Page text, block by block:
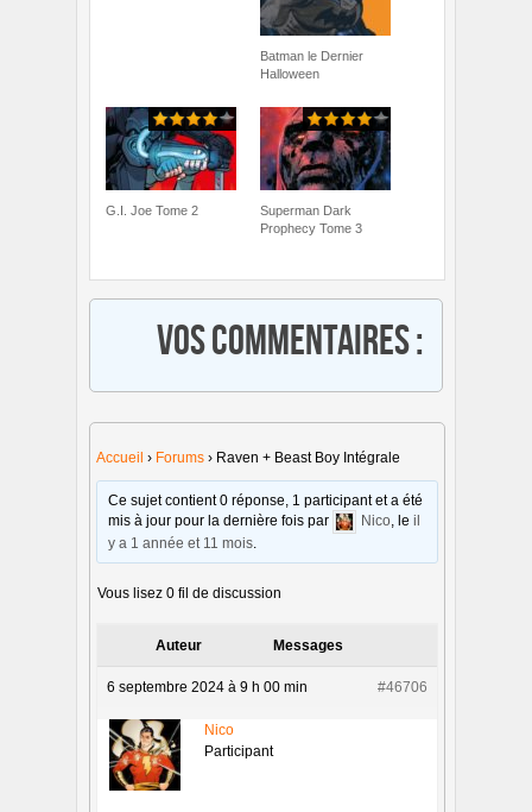
Batman le Dernier
Halloween
G.I. Joe Tome 2
Superman Dark
Prophecy Tome 3
Vos commentaires :
Accueil › Forums › Raven + Beast Boy Intégrale
Ce sujet contient 0 réponse, 1 participant et a été
mis à jour pour la dernière fois par
Nico, leil
y a 1 année et 11 mois
Vous lisez 0 fil de discussion
Auteur Messages
6 septembre 2024 à 9 h 00 min #46706
Nico
Participant